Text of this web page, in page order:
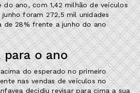
do ano, com 1,42 milhão de veículos
foram 272,5 mil unidades
de 28% frente a junho do ano
o ano
do esperado no primeiro
nas vendas de veículos no
decidiu revisar para cima a sua